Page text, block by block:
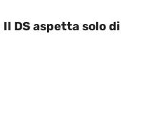
DS aspetta solo di